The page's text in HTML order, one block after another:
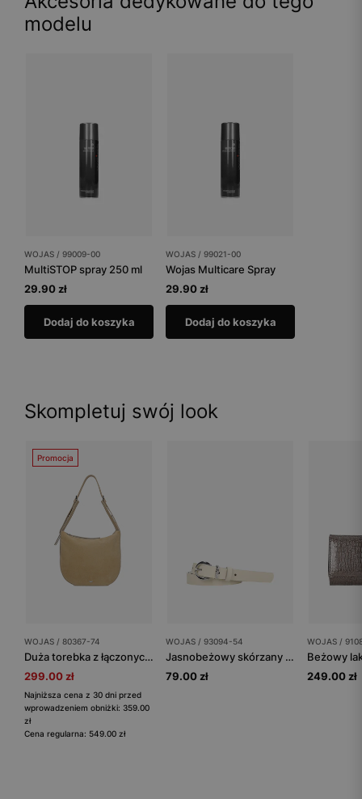
modelu
WOJAS / 99009-00
MultiSTOP spray 250 ml
29.90 zł
Dodaj do koszyka
WOJAS / 99021-00
Wojas Multicare Spray
29.90 zł
Dodaj do koszyka
Skompletuj swój look
Promocja
WOJAS / 80367-74
Duża torebka z łączonych skór
299.00 zł
Najniższa cena z 30 dni przed
wprowadzeniem obniżki: 359.00
zł
Cena regularna: 549.00 zł
WOJAS / 93094-54
Jasnobeżowy skórzany pasek damski ze srebrną klamrą
79.00 zł
WOJAS /
249.00 zł